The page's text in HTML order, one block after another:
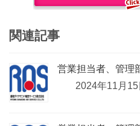
関連記事
営業担当者、管理
2024年11月15